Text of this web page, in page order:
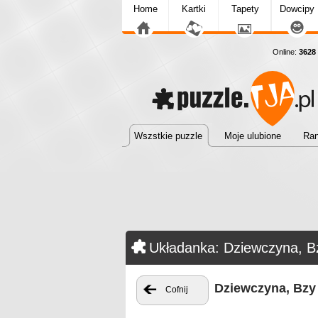
Home Kartki Tapety Dowcipy
Online: 3628
Wszstkie puzzle Moje ulubione
Układanka: Dziewczyna,
Cofnij Dziewczyna, Bzy